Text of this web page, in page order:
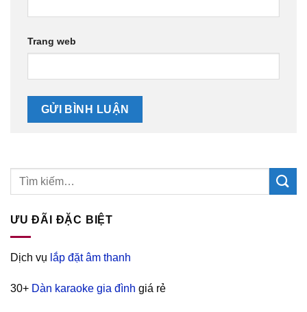
Trang web
ƯU ĐÃI ĐẶC BIỆT
Dịch vụ lắp đặt âm thanh
30+ Dàn karaoke gia đình giá rẻ